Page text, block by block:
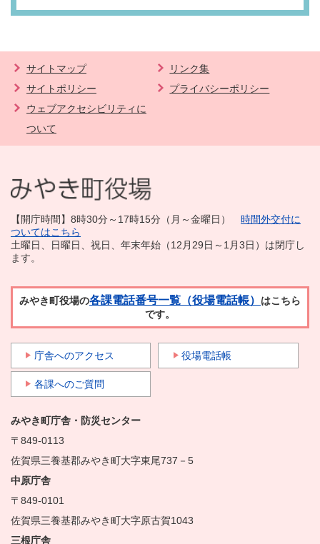
サイトマップ
リンク集
サイトポリシー
プライバシーポリシー
ウェブアクセシビリティに
ついて
【開庁時間】8時30分～17時15分（月～金曜日） 時間外交付に
ついてはこちら
土曜日、日曜日、祝日、年末年始（12月29日～1月3日）は閉庁し
ます。
みやき町役場の各課電話番号一覧（役場電話帳） はこちら
です。
庁舎へのアクセス 役場電話帳
各課へのご質問
みやき町庁舎・防災センター
〒849-0113
佐賀県三養基郡みやき町大字東尾737－5
中原庁舎
〒849-0101
佐賀県三養基郡みやき町大字原古賀1043
三根庁舎